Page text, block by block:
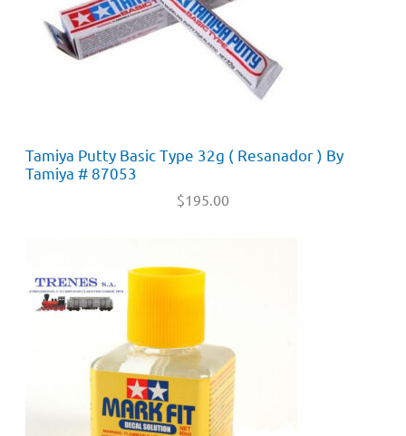
Tamiya Putty Basic Type 32g ( Resanador ) By
Tamiya # 87053
$195.00